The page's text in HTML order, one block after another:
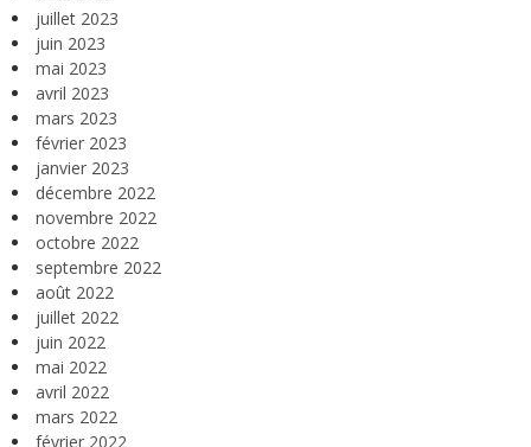
juillet 2023
juin 2023
mai 2023
avril 2023
mars 2023
février 2023
janvier 2023
décembre 2022
novembre 2022
octobre 2022
septembre 2022
août 2022
juillet 2022
juin 2022
mai 2022
avril 2022
mars 2022
février 2022